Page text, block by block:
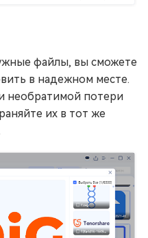
файлы, вы сможете
в надежном месте.
необратимой потери
их в тот же